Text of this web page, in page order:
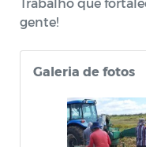
gente!
Galeria de fotos